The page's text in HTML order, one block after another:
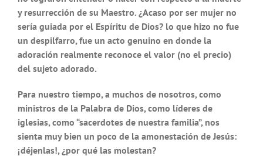
y resurrección de su Maestro. ¿Acaso por ser mujer no
sería guiada por el Espíritu de Dios? lo que hizo no fue
un despilfarro, fue un acto genuino en donde la
adoración realmente reconoce el valor (no el precio)
del sujeto adorado.
Para nuestro tiempo, a muchos de nosotros, como
ministros de la Palabra de Dios, como líderes de
iglesias, como “sacerdotes de nuestra familia”, nos
sienta muy bien un poco de la amonestación de Jesús:
¡déjenlas!, ¿por qué las molestan?